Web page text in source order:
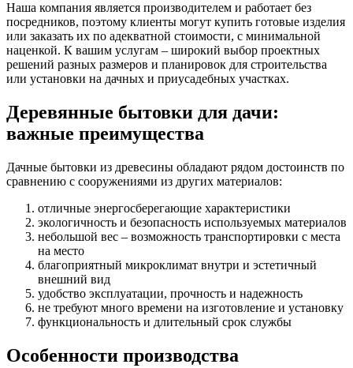
Наша компания является производителем и работает без
посредников, поэтому клиенты могут купить готовые изделия
или заказать их по адекватной стоимости, с минимальной
наценкой. К вашим услугам – широкий выбор проектных
решений разных размеров и планировок для строительства
или установки на дачных и приусадебных участках.
Деревянные бытовки для дачи:
важные преимущества
Дачные бытовки из древесины обладают рядом достоинств по
сравнению с сооружениями из других материалов:
отличные энергосберегающие характеристики
экологичность и безопасность используемых материалов
небольшой вес – возможность транспортировки с места
на место
благоприятный микроклимат внутри и эстетичный
внешний вид
удобство эксплуатации, прочность и надежность
не требуют много времени на изготовление и установку
функциональность и длительный срок службы
Особенности производства